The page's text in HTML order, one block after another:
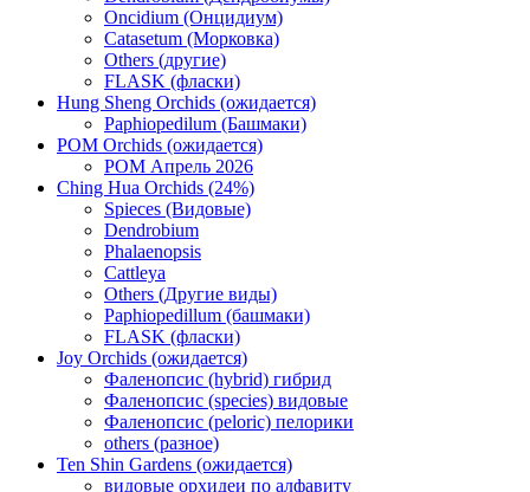
Oncidium (Онцидиум)
Catasetum (Морковка)
Others (другие)
FLASK (фласки)
Hung Sheng Orchids (ожидается)
Paphiopedilum (Башмаки)
POM Orchids (ожидается)
POM Апрель 2026
Ching Hua Orchids (24%)
Spieces (Видовые)
Dendrobium
Phalaenopsis
Cattleya
Others (Другие виды)
Paphiopedillum (башмаки)
FLASK (фласки)
Joy Orchids (ожидается)
Фаленопсис (hybrid) гибрид
Фаленопсис (species) видовые
Фаленопсис (peloric) пелорики
others (разное)
Ten Shin Gardens (ожидается)
видовые орхидеи по алфавиту